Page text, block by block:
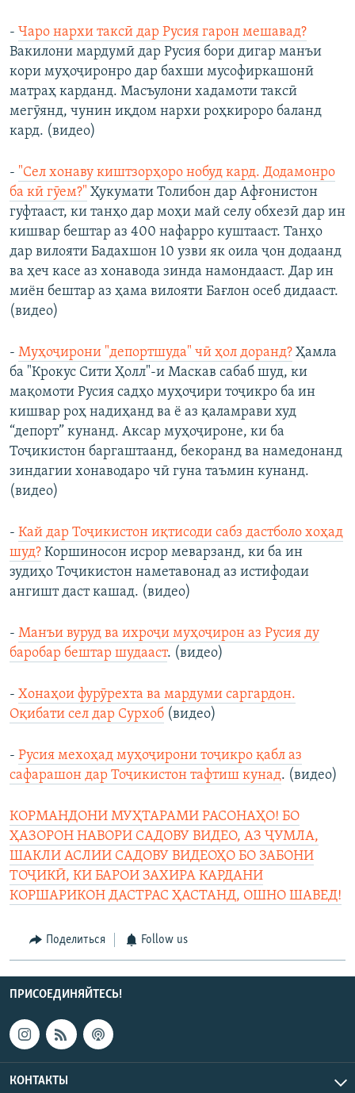
- Чаро нархи таксӣ дар Русия гарон мешавад?
Вакилони мардумӣ дар Русия бори дигар манъи
кори муҳоҷиронро дар бахши мусофиркашонӣ
матраҳ карданд. Масъулони хадамоти таксӣ
мегӯянд, чунин иқдом нархи роҳкироро баланд
кард. (видео)
- "Сел хонаву киштзорҳоро нобуд кард. Додамонро
ба кӣ гӯем?" Ҳукумати Толибон дар Афғонистон
гуфтааст, ки танҳо дар моҳи май селу обхезӣ дар ин
кишвар бештар аз 400 нафарро куштааст. Танҳо
дар вилояти Бадахшон 10 узви як оила ҷон додаанд
ва ҳеч касе аз хонавода зинда намондааст. Дар ин
миён бештар аз ҳама вилояти Бағлон осеб дидааст.
(видео)
- Муҳоҷирони "депортшуда" чӣ ҳол доранд? Ҳамла
ба "Крокус Сити Ҳолл"-и Маскав сабаб шуд, ки
мақомоти Русия садҳо муҳоҷири тоҷикро ба ин
кишвар роҳ надиҳанд ва ё аз қаламрави худ
“депорт” кунанд. Аксар муҳоҷироне, ки ба
Тоҷикистон баргаштаанд, бекоранд ва намедонанд
зиндагии хонаводаро чӣ гуна таъмин кунанд.
(видео)
- Кай дар Тоҷикистон иқтисоди сабз дастболо хоҳад
шуд? Коршиносон исрор меварзанд, ки ба ин
зудиҳо Тоҷикистон наметавонад аз истифодаи
ангишт даст кашад. (видео)
- Манъи вуруд ва ихроҷи муҳоҷирон аз Русия ду
баробар бештар шудааст. (видео)
- Хонаҳои фурӯрехта ва мардуми саргардон.
Оқибати сел дар Сурхоб (видео)
- Русия мехоҳад муҳоҷирони тоҷикро қабл аз
сафарашон дар Тоҷикистон тафтиш кунад. (видео)
КОРМАНДОНИ МУҲТАРАМИ РАСОНАҲО! БО
ҲАЗОРОН НАВОРИ САДОВУ ВИДЕО, АЗ ҶУМЛА,
ШАКЛИ АСЛИИ САДОВУ ВИДЕОҲО БО ЗАБОНИ
ТОҶИКӢ, КИ БАРОИ ЗАХИРА КАРДАНИ
КОРШАРИКОН ДАСТРАС ҲАСТАНД, ОШНО ШАВЕД!
Поделиться Follow us
ПРИСОЕДИНЯЙТЕСЬ!
КОНТАКТЫ